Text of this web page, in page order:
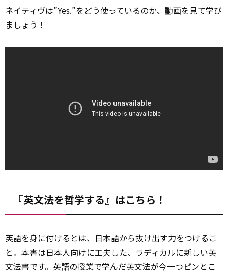
ネイティヴは”Yes.”をどう使っているのか、 動画を見て学び
ましょう！
『英文法を哲学する』はこちら！
英語を身に付けるとは、日本語から抜け出す力をつけるこ
と。本書は日本人向けに工夫した、ラディカルに新しい英
文法書です。英語の授業で学んだ英文法が今一つピンとこ